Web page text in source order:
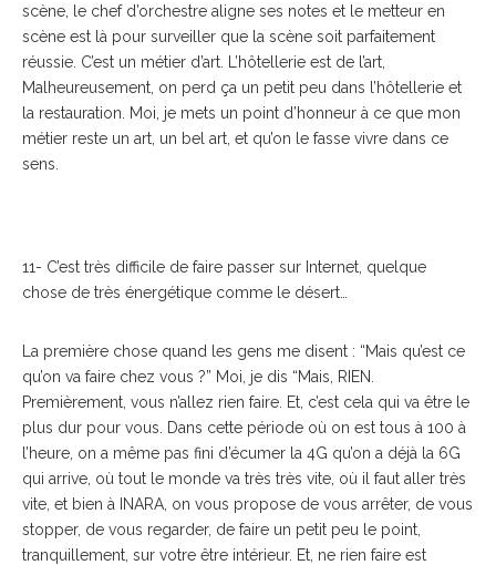
scène, le chef d’orchestre aligne ses notes et le metteur en
scène est là pour surveiller que la scène soit parfaitement
réussie. C’est un métier d’art. L’hôtellerie est de l’art,
Malheureusement, on perd ça un petit peu dans l’hôtellerie et
la restauration. Moi, je mets un point d’honneur à ce que mon
métier reste un art, un bel art, et qu’on le fasse vivre dans ce
sens.
11- C’est très difficile de faire passer sur Internet, quelque
chose de très énergétique comme le désert…
La première chose quand les gens me disent : “Mais qu’est ce
qu’on va faire chez vous ?” Moi, je dis “Mais, RIEN.
Premièrement, vous n’allez rien faire. Et, c’est cela qui va être le
plus dur pour vous. Dans cette période où on est tous à 100 à
l’heure, on a même pas fini d’écumer la 4G qu’on a déjà la 6G
qui arrive, où tout le monde va très très vite, où il faut aller très
vite, et bien à INARA, on vous propose de vous arrêter, de vous
stopper, de vous regarder, de faire un petit peu le point,
tranquillement, sur votre être intérieur. Et, ne rien faire est